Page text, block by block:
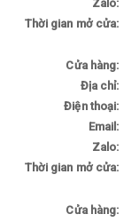
Zalo:
Thời gian mở cửa:
Cửa hàng:
Địa chỉ:
Điện thoại:
Email:
Zalo:
Thời gian mở cửa:
Cửa hàng: